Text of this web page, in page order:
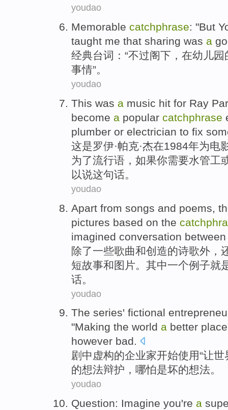
youdao
Memorable catchphrase: "But
taught me that sharing was a
经典台词 ：“不过阁下 ， 在幼儿园
事情”。
youdao
This was a music hit for Ray
become a popular catchphrase
plumber or electrician to fix
这是罗伊·帕克·杰在1984年为电
为了流行语 ， 如果你需要水管工
以说这句话。
youdao
Apart from songs and poems
pictures based on the
imagined conversation between
除了一些歌曲和创造的诗歌外，
短故事和 图片 。 其中一个例子就
话。
youdao
The series' fictional
"Making the world a better
however bad.
剧中虚构的企业家开始使用“让世
的想法辩护， 哪怕是坏的想法。
youdao
Question: Imagine you're a